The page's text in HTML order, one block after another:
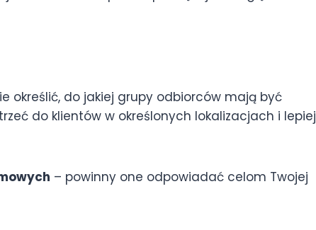
określić, do jakiej grupy odbiorców mają być
do klientów w określonych lokalizacjach i lepiej
– powinny one odpowiadać celom Twojej